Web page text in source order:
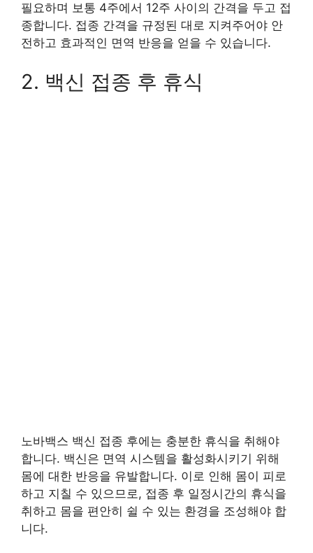
필요하며 보통 4주에서 12주 사이의 간격을 두고 접
종합니다. 접종 간격을 규정된 대로 지켜주어야 안
전하고 효과적인 면역 반응을 얻을 수 있습니다.
2. 백신 접종 후 휴식
노바백스 백신 접종 후에는 충분한 휴식을 취해야
합니다. 백신은 면역 시스템을 활성화시키기 위해
몸에 대한 반응을 유발합니다. 이로 인해 몸이 피로
하고 지칠 수 있으므로, 접종 후 일정시간의 휴식을
취하고 몸을 편안히 쉴 수 있는 환경을 조성해야 합
니다.